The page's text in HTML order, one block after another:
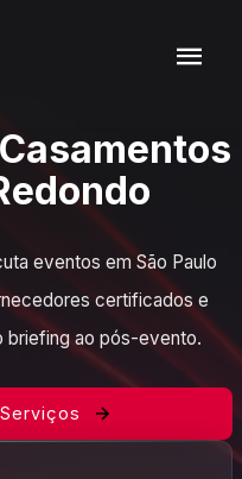
eventos em São Paulo
certificados e
briefing ao pós-evento.